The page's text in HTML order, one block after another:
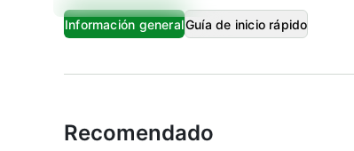
Información generalGuía de inicio rápido
Recomendado